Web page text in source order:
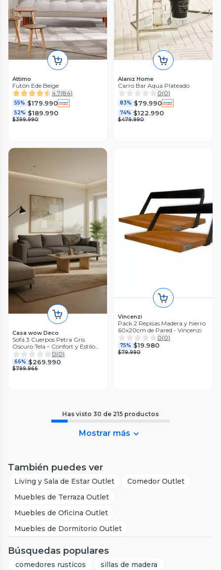
Attimo
Futón Ede Beige
4.7(84)
55% $179.990
52% $189.990
$399.990
Alaniz Home
Carro Bar Aqua Plateado
0(0)
83% $79.990
74% $122.990
$479.990
Casa wow Deco
Sofá 3 Cuerpos Petra Gris
Oscuro Tela – Confort y Estilo
para tu Hogar0(0)
66% $269.990
$799.966
Vincenzi
Pack 2 Repisas Madera y hierro
60x20cm de Pared - Vincenzi
0(0)
75% $19.980
$79.990
Has visto 30 de 215 productos
Mostrar más
También puedes ver
Living y Sala de Estar Outlet
Comedor Outlet
Muebles de Terraza Outlet
Muebles de Oficina Outlet
Muebles de Dormitorio Outlet
Búsquedas populares
comedores rusticos
sillas de madera